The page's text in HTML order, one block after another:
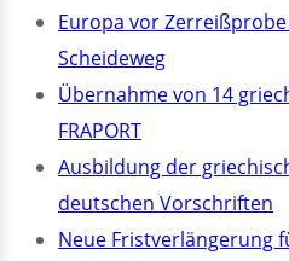
Europa vor
Scheideweg
Übernahme von 14
FRAPORT
Ausbildung der
deutschen Vorschriften
Neue Fristverlängerung